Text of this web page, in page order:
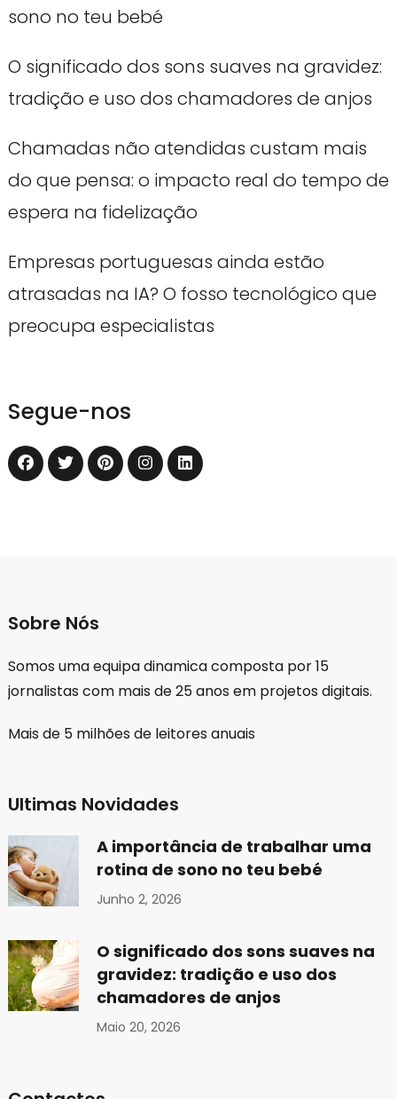
sono no teu bebé
O significado dos sons suaves na gravidez:
tradição e uso dos chamadores de anjos
Chamadas não atendidas custam mais
do que pensa: o impacto real do tempo de
espera na fidelização
Empresas portuguesas ainda estão
atrasadas na IA? O fosso tecnológico que
preocupa especialistas
Segue-nos
Sobre Nós
Somos uma equipa dinamica composta por 15
jornalistas com mais de 25 anos em projetos digitais.
Mais de 5 milhões de leitores anuais
Ultimas Novidades
A importância de trabalhar uma
rotina de sono no teu bebé
Junho 2, 2026
O significado dos sons suaves na
gravidez: tradição e uso dos
chamadores de anjos
Maio 20, 2026